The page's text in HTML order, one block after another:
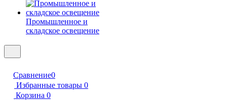
Промышленное и
складское освещение
Сравнение0
Избранные товары 0
Корзина 0